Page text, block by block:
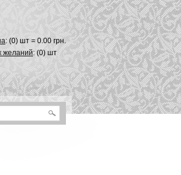
: (0) шт = 0.00 грн.
желаний: (0) шт